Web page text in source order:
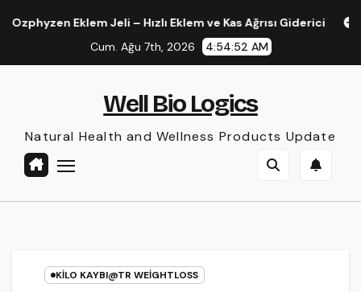
Eklem Jeli – Hızlı Eklem ve Kas Ağrısı Giderici
Dr.
Cum. Ağu 7th, 2026
4:54:53 AM
Well Bio Logics
Natural Health and Wellness Products Update
KILO KAYBI@TR WEIGHTLOSS